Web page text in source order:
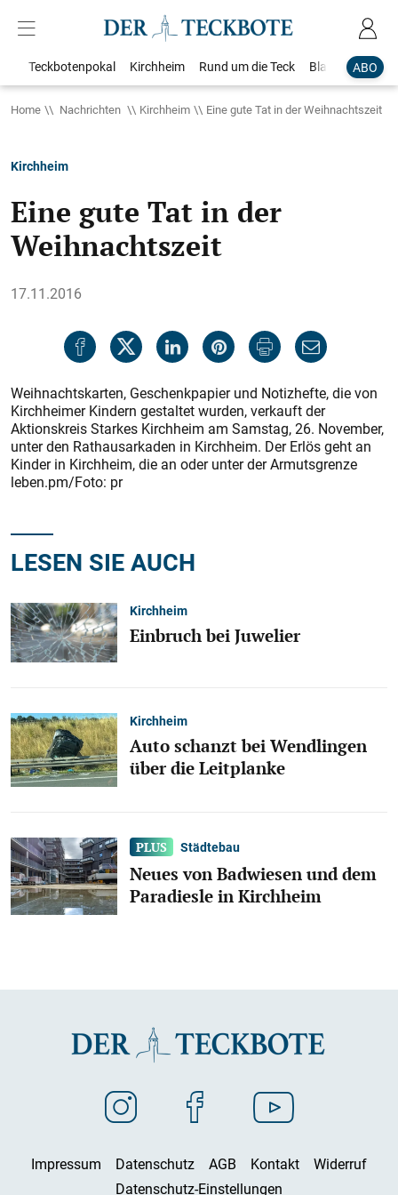
ABO
Teckbotenpokal Kirchheim Rund um die Teck Blaulicht
Home Nachrichten Kirchheim Eine gute Tat in der Weihnachtszeit
Kirchheim
Eine gute Tat in der
Weihnachtszeit
17.11.2016
Weihnachtskarten, Geschenkpapier und Notizhefte, die von
Kirchheimer Kindern gestaltet wurden, verkauft der
Aktionskreis Starkes Kirchheim am Samstag, 26. November,
unter den Rathausarkaden in Kirchheim. Der Erlös geht an
Kinder in Kirchheim, die an oder unter der Armutsgrenze
leben.pm/Foto: pr
LESEN SIE AUCH
Kirchheim
Einbruch bei Juwelier
Kirchheim
Auto schanzt bei Wendlingen
über die Leitplanke
Städtebau
Neues von Badwiesen und dem
Paradiesle in Kirchheim
Impressum Datenschutz AGB Kontakt
Widerruf
Datenschutz-Einstellungen